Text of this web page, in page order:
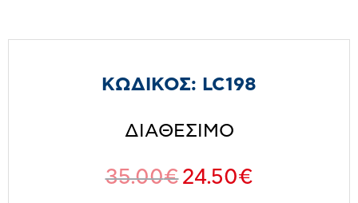
ΚΩΔΙΚΟΣ: LC198
ΔΙΑΘΕΣΙΜΟ
35.00€ 24.50€